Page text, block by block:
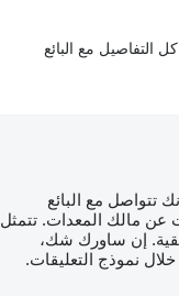
التفاصيل مع البائع
تتواصل مع البائع
عن مالك المعدات. تتمثل
إن ساورك شك،
نموذج التعليقات.